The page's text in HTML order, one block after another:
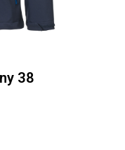
38